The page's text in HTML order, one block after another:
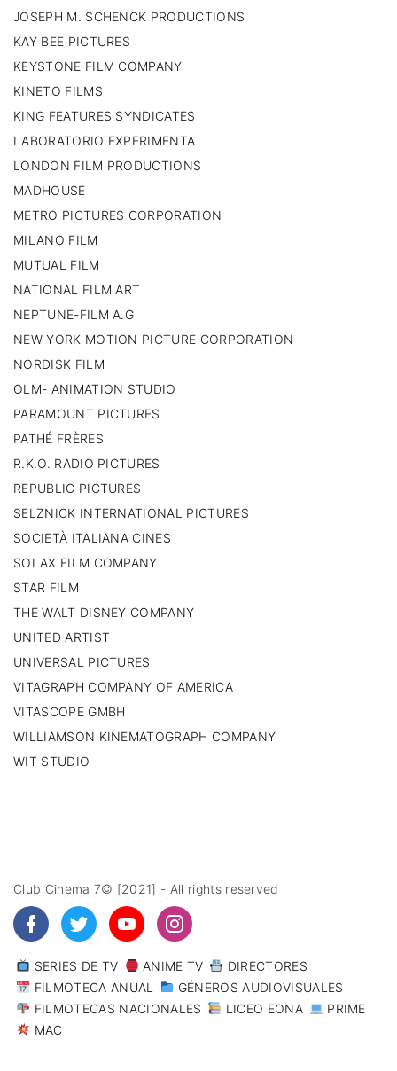
JOSEPH M. SCHENCK PRODUCTIONS
KAY BEE PICTURES
KEYSTONE FILM COMPANY
KINETO FILMS
KING FEATURES SYNDICATES
LABORATORIO EXPERIMENTA
LONDON FILM PRODUCTIONS
MADHOUSE
METRO PICTURES CORPORATION
MILANO FILM
MUTUAL FILM
NATIONAL FILM ART
NEPTUNE-FILM A.G
NEW YORK MOTION PICTURE CORPORATION
NORDISK FILM
OLM- ANIMATION STUDIO
PARAMOUNT PICTURES
PATHÉ FRÈRES
R.K.O. RADIO PICTURES
REPUBLIC PICTURES
SELZNICK INTERNATIONAL PICTURES
SOCIETÀ ITALIANA CINES
SOLAX FILM COMPANY
STAR FILM
THE WALT DISNEY COMPANY
UNITED ARTIST
UNIVERSAL PICTURES
VITAGRAPH COMPANY OF AMERICA
VITASCOPE GMBH
WILLIAMSON KINEMATOGRAPH COMPANY
WIT STUDIO
Club Cinema 7© [2021] - All rights reserved
SERIES DE TV ANIME TV
DIRECTORES
FILMOTECA ANUAL
GÉNEROS AUDIOVISUALES
FILMOTECAS NACIONALES
LICEO EONA
PRIME
MAC